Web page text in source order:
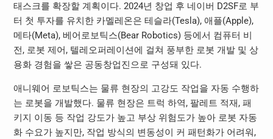
태스크를 확장할 계획이다. 2024년 창업 후 네이버 D2SF로 부
터 첫 투자를 유치한 카멜레온은 테슬라(Tesla), 애플(Apple),
메타(Meta), 베어로보틱스(Bear Robotics) 등에서 컴퓨터 비
전, 로봇 제어, 텔레오퍼레이션에 걸쳐 풍부한 로봇 개발 및 상
용화 경험을 쌓은 공동창업진으로 구성돼 있다.
애니웨어 로보틱스는 물류 현장의 고강도 작업을 자동 수행하
는 로봇을 개발했다. 물류 현장은 트럭 하역, 팔레트 적재, 패
키지 이동 등 작업 강도가 높고 부상 위험도가 높아 로봇 자동
화 수요가 높지만, 작업 방식의 변동성이 커 패턴화가 어려워,